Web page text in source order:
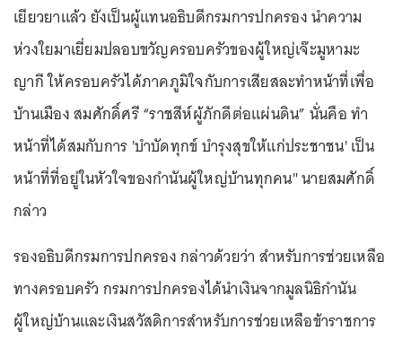
เยียวยาแล้ว ยังเป็นผู้แทนอธิบดีกรมการปกครอง นำความ
ห่วงใยมาเยี่ยมปลอบขวัญครอบครัวของผู้ใหญ่เจ๊ะมูหามะ
ญากี ให้ครอบครัวได้ภาคภูมิใจกับการเสียสละทำหน้าที่เพื่อ
บ้านเมือง สมศักดิ์ศรี “ราชสีห์ผู้ภักดีต่อแผ่นดิน” นั่นคือ ทำ
หน้าที่ได้สมกับการ 'บำบัดทุกข์ บำรุงสุขให้แก่ประชาชน' เป็น
หน้าที่ที่อยู่ในหัวใจของกำนันผู้ใหญ่บ้านทุกคน" นายสมศักดิ์
กล่าว
รองอธิบดีกรมการปกครอง กล่าวด้วยว่า สำหรับการช่วยเหลือ
ทางครอบครัว กรมการปกครองได้นำเงินจากมูลนิธิกำนัน
ผู้ใหญ่บ้านและเงินสวัสดิการสำหรับการช่วยเหลือข้าราชการ